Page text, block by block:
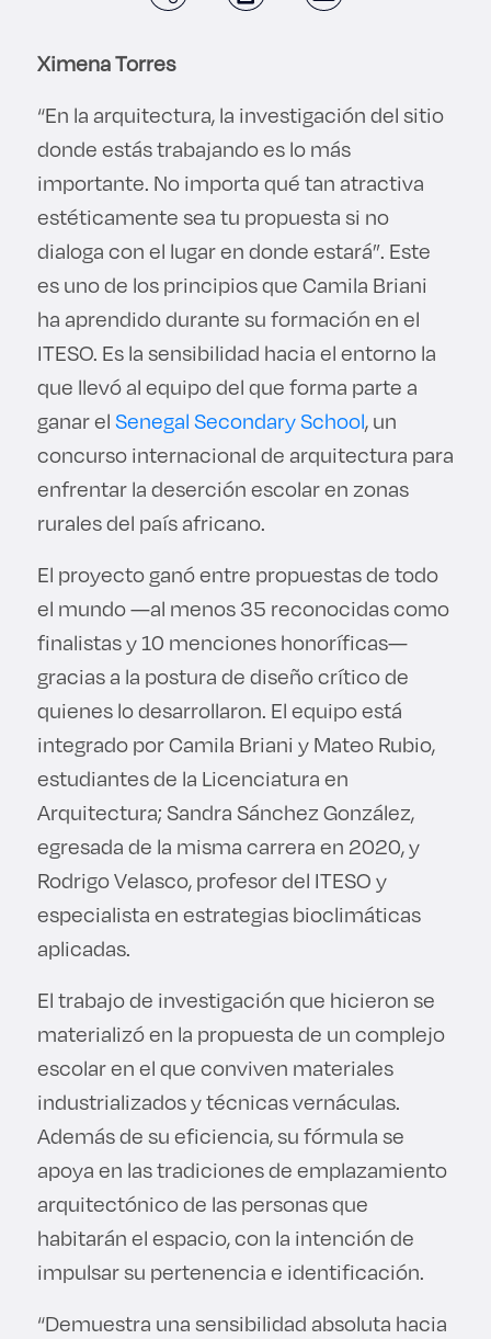
Ximena Torres
“En la arquitectura, la investigación del sitio
donde estás trabajando es lo más
importante. No importa qué tan atractiva
estéticamente sea tu propuesta si no
dialoga con el lugar en donde estará”. Este
es uno de los principios que Camila Briani
ha aprendido durante su formación en el
ITESO. Es la sensibilidad hacia el entorno la
que llevó al equipo del que forma parte a
ganar elSenegal Secondary School, un
concurso internacional de arquitectura para
enfrentar la deserción escolar en zonas
rurales del país africano.
El proyecto ganó entre propuestas de todo
el mundo —al menos 35 reconocidas como
finalistas y 10 menciones honoríficas—
gracias a la postura de diseño crítico de
quienes lo desarrollaron. El equipo está
integrado por Camila Briani y Mateo Rubio,
estudiantes de la Licenciatura en
Arquitectura; Sandra Sánchez González,
egresada de la misma carrera en 2020, y
Rodrigo Velasco, profesor del ITESO y
especialista en estrategias bioclimáticas
aplicadas.
El trabajo de investigación que hicieron se
materializó en la propuesta de un complejo
escolar en el que conviven materiales
industrializados y técnicas vernáculas.
Además de su eficiencia, su fórmula se
apoya en las tradiciones de emplazamiento
arquitectónico de las personas que
habitarán el espacio, con la intención de
impulsar su pertenencia e identificación.
“Demuestra una sensibilidad absoluta hacia